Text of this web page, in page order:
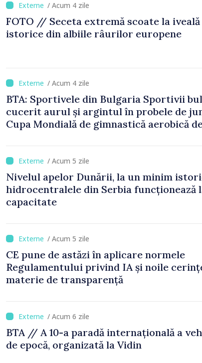
/ Acum 4 zile
FOTO // Seceta extremă scoate la
istorice din albiile râurilor europene
/ Acum 4 zile
BTA: Sportivele din Bulgaria Sportivii
cucerit aurul și argintul în probele de
Cupa Mondială de gimnastică aerobică
/ Acum 5 zile
Nivelul apelor Dunării, la un minim
hidrocentralele din Serbia funcționează
capacitate
/ Acum 5 zile
CE pune de astăzi în aplicare normele
Regulamentului privind IA și noile
materie de transparență
/ Acum 6 zile
BTA // A 10-a paradă internațională a
de epocă, organizată la Vidin